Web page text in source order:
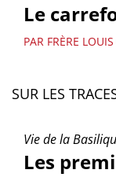
Le
PAR FRÈRE
SUR LES
Vie de la
Les